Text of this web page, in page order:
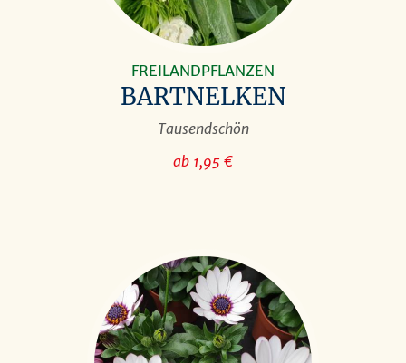
BARTNELKEN
FREILANDPFLANZEN
Tausendschön
ab 1,95 €